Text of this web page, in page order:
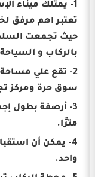
1- يمتلك ميناء
تعتبر اهم مرفق
حيث تجمعت
بالركاب و
سوق حرة ومركز
مترًا.
واحد.